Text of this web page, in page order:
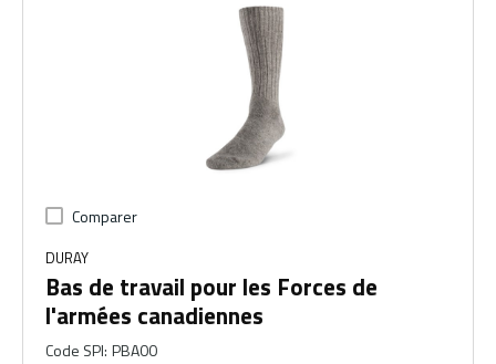
Comparer
DURAY
Bas de travail pour les Forces de
l'armées canadiennes
Code SPI: PBA00